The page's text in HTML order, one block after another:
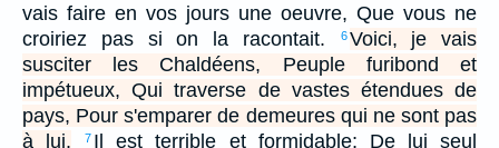
vais faire en vos jours une oeuvre, Que vous ne
croiriez pas si on la racontait.
6 Voici, je vais
susciter les Chaldéens, Peuple furibond et
impétueux, Qui traverse de vastes étendues de
pays, Pour s'emparer de demeures qui ne sont pas
à lui.
7 Il est terrible et formidable; De lui seul